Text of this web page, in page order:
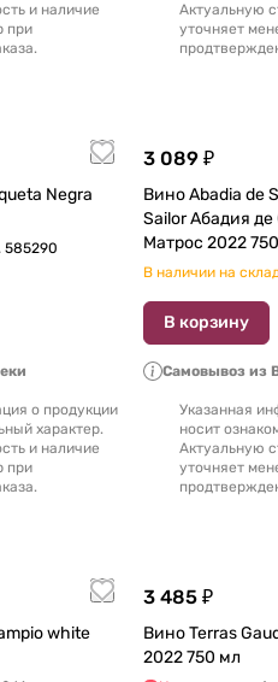
и наличие
при
Актуальную
уточняет
585290
о продукции
характер.
и наличие
при
3 089 ₽
Вино Abadia de San Campio design
Sailor Абадия де Сан Кампио дизайн
Матрос
В наличии на
В корзину
Самовывоз из
Указанная
носит
Актуальную
уточняет
white
3 485 ₽
Вино Terras Gauda Piedra del Mar
2022 750 мл